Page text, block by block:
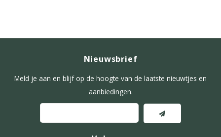
Nieuwsbrief
Meld je aan en blijf op de hoogte van de laatste nieuwtjes en
aanbiedingen.